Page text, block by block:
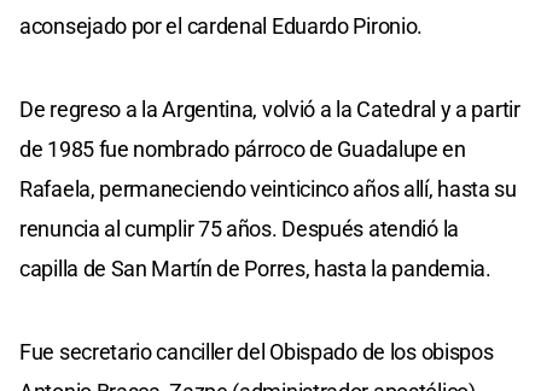
aconsejado por el cardenal Eduardo Pironio.
De regreso a la Argentina, volvió a la Catedral y a partir
de 1985 fue nombrado párroco de Guadalupe en
Rafaela, permaneciendo veinticinco años allí, hasta su
renuncia al cumplir 75 años. Después atendió la
capilla de San Martín de Porres, hasta la pandemia.
Fue secretario canciller del Obispado de los obispos